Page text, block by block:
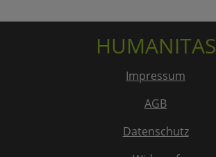
HUMANITAS
Impressum
AGB
Datenschutz